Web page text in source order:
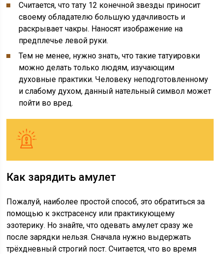
Считается, что тату 12 конечной звезды приносит
своему обладателю большую удачливость и
раскрывает чакры. Наносят изображение на
предплечье левой руки.
Тем не менее, нужно знать, что такие татуировки
можно делать только людям, изучающим
духовные практики. Человеку неподготовленному
и слабому духом, данный нательный символ может
пойти во вред.
Как зарядить амулет
Пожалуй, наиболее простой способ, это обратиться за
помощью к экстрасенсу или практикующему
эзотерику. Но знайте, что одевать амулет сразу же
после зарядки нельзя. Сначала нужно выдержать
трёхдневный строгий пост. Считается, что во время